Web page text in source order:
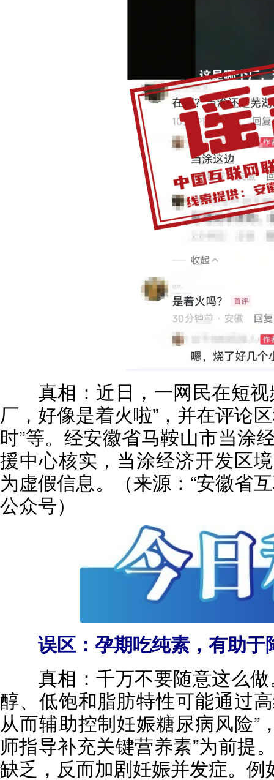
真相： 近日，一网民在短
厂，好像是着火啦”，并在评论
时”等。经安徽省马鞍山市当涂
援中心核实，当涂经济开发区
为虚假信息。（来源：“安徽省
公众号）
误区：孕期吃纯素，有助于
真相： 千万不要随意这么
醇、低饱和脂肪特性可能通过
从而辅助控制妊娠糖尿病风险”
师指导补充关键营养素”为前提
缺乏，反而加剧妊娠并发症。